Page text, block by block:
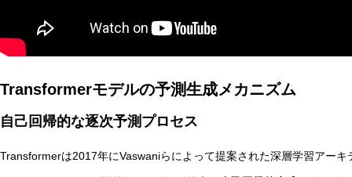
Transformerモデルの予測生成メカニズム
自己回帰的な逐次予測プロセス
Transformerは2017年にVaswaniらによって提案された深層学習アー